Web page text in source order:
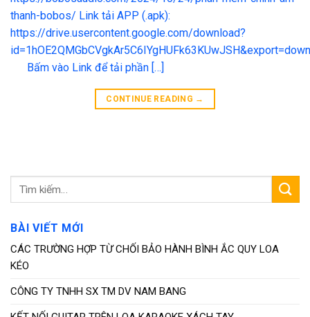
thanh-bobos/ Link tải APP (.apk):
https://drive.usercontent.google.com/download?
Bấm vào Link để tải phần […]
CONTINUE READING →
BÀI VIẾT MỚI
CÁC TRƯỜNG HỢP TỪ CHỐI BẢO HÀNH BÌNH ẮC QUY LOA
KÉO
CÔNG TY TNHH SX TM DV NAM BANG